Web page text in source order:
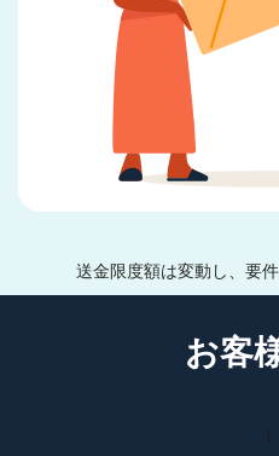
送金限度額は変動し、要
お客